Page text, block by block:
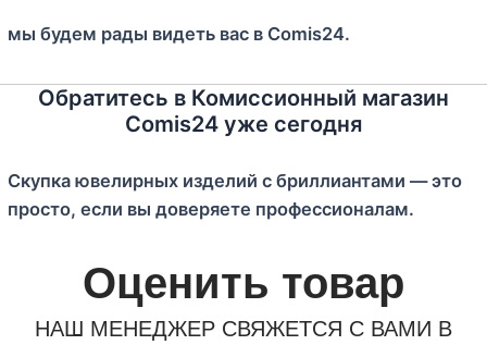
мы будем рады видеть вас в Comis24.
Обратитесь в Комиссионный магазин
Comis24 уже сегодня
Скупка ювелирных изделий с бриллиантами — это
просто, если вы доверяете профессионалам.
Оценить товар
НАШ МЕНЕДЖЕР СВЯЖЕТСЯ С ВАМИ В